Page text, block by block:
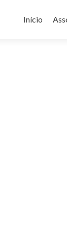
para
Início